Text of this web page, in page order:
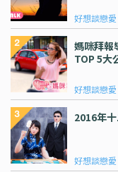
好想談戀愛
媽咪拜報
TOP 5大
好想談戀愛
2016年
好想談戀愛